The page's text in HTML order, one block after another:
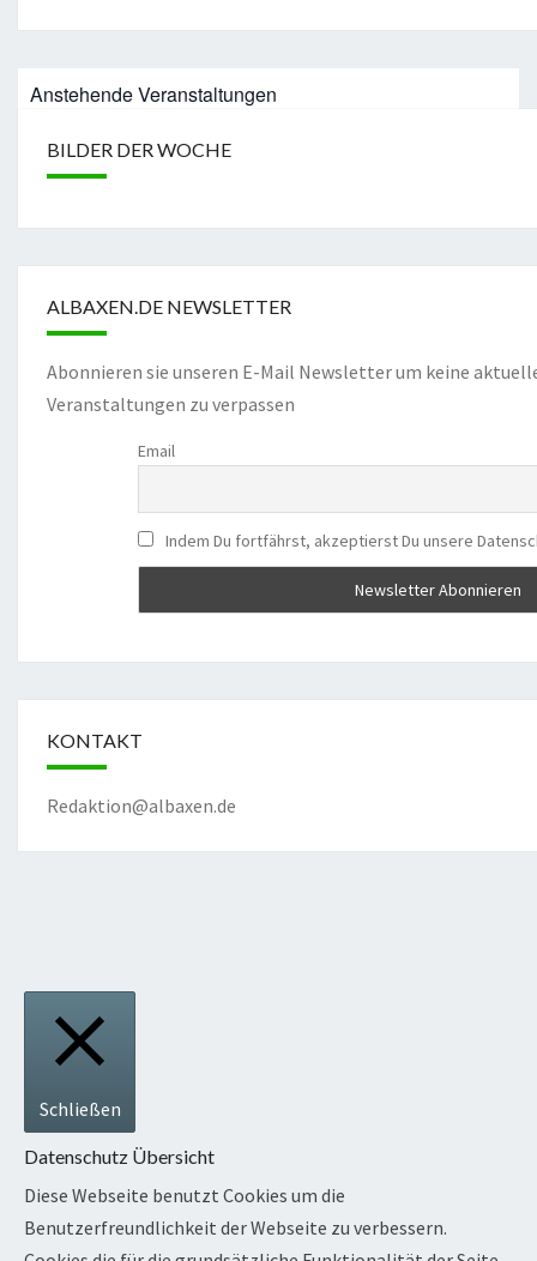
Anstehende Veranstaltungen
BILDER DER WOCHE
ALBAXEN.DE NEWSLETTER
Abonnieren sie unseren E-Mail Newsletter um keine
Veranstaltungen zu verpassen
Email
Indem Du fortfährst, akzeptierst Du unsere
KONTAKT
Redaktion@albaxen.de
Schließen
Datenschutz Übersicht
Diese Webseite benutzt Cookies um die
Benutzerfreundlichkeit der Webseite zu verbessern.